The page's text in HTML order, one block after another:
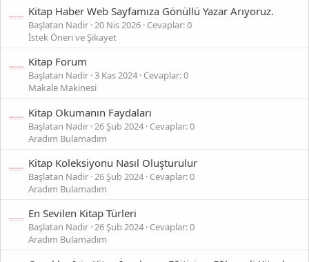
Kitap Haber Web Sayfamıza Gönüllü Yazar Arıyoruz.
Başlatan Nadir 20 Nis 2026 Cevaplar: 0
İstek Öneri ve Şikayet
Kitap Forum
Başlatan Nadir 3 Kas 2024 Cevaplar: 0
Makale Makinesi
Kitap Okumanın Faydaları
Başlatan Nadir 26 Şub 2024 Cevaplar: 0
Aradım Bulamadım
Kitap Koleksiyonu Nasıl Oluşturulur
Başlatan Nadir 26 Şub 2024 Cevaplar: 0
Aradım Bulamadım
En Sevilen Kitap Türleri
Başlatan Nadir 26 Şub 2024 Cevaplar: 0
Aradım Bulamadım